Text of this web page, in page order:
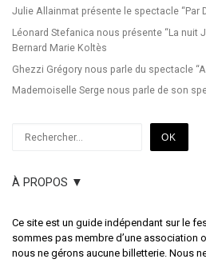
Julie Allainmat présente le spectacle “Par
Léonard Stefanica nous présente “La nuit
Bernard Marie Koltès
Ghezzi Grégory nous parle du spectacle
Mademoiselle Serge nous parle de son
OK
À PROPOS ▼
Ce site est un guide indépendant sur le
sommes pas membre d’une association
nous ne gérons aucune billetterie. Nous